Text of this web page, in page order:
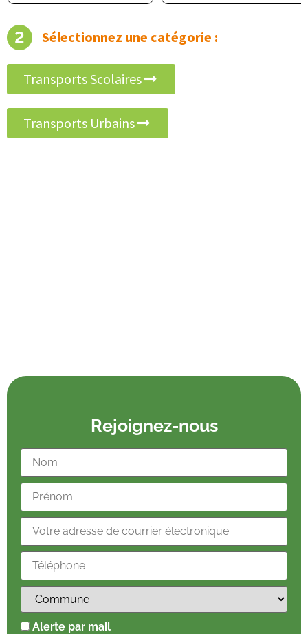
Sélectionnez une catégorie :
Transports Scolaires
Transports Urbains
Rejoignez-nous
Alerte par mail